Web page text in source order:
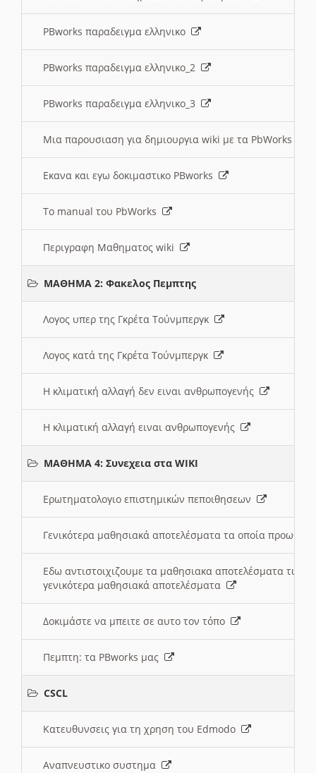
PBworks παραδειγμα ελληνικο
PBworks παραδειγμα ελληνικο_2
PBworks παραδειγμα ελληνικο_3
Μια παρουσιαση για δημιουργια wiki με τα PbWorks
Εκανα και εγω δοκιμαστικο PBworks
Το manual του PbWorks
Περιγραφη Μαθηματος wiki
ΜΑΘΗΜΑ 2: Φακελος Πεμπτης
Λογος υπερ της Γκρέτα Τούνμπεργκ
Λογος κατά της Γκρέτα Τούνμπεργκ
Η κλιματική αλλαγή δεν ειναι ανθρωπογενής
Η κλιματική αλλαγή ειναι ανθρωπογενής
ΜΑΘΗΜΑ 4: Συνεχεια στα WIKI
Ερωτηματολογιο επιστημικών πεποιθησεων
Γενικότερα μαθησιακά αποτελέσματα τα οποία
Εδω αντιστοιχιζουμε τα μαθησιακα αποτελέσματα
γενικότερα μαθησιακά αποτελέσματα
Δοκιμάστε να μπειτε σε αυτο τον τόπο
Πεμπτη: τα PBworks μας
CSCL
Κατευθυνσεις για τη χρηση του Edmodo
Αναπνευστικο συστημα